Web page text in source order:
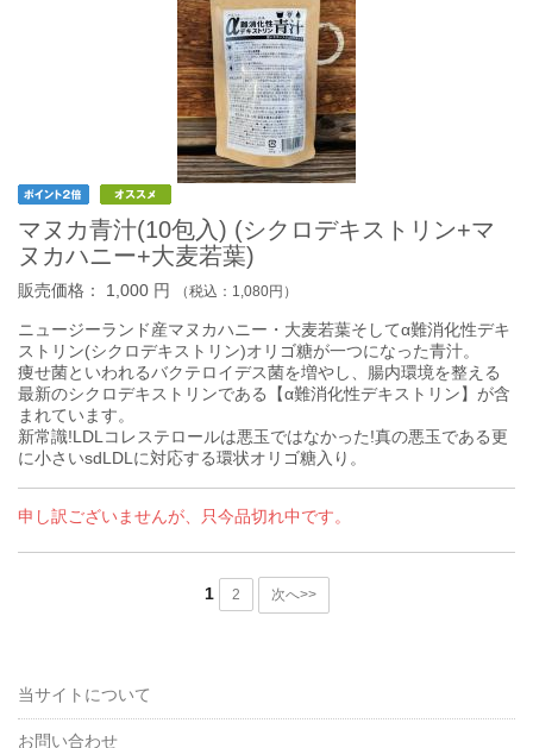
マヌカ青汁(10包入) (シクロデキストリン+マ
ヌカハニー+大麦若葉)
販売価格： 1,000 円 （税込： 1,080円）
ニュージーランド産マヌカハニー・大麦若葉そしてα難消化性デキ
ストリン(シクロデキストリン)オリゴ糖が一つになった青汁。
痩せ菌といわれるバクテロイデス菌を増やし、腸内環境を整える
最新のシクロデキストリンである【α難消化性デキストリン】が含
まれています。
新常識!LDLコレステロールは悪玉ではなかった!真の悪玉である更
に小さいsdLDLに対応する環状オリゴ糖入り。
申し訳ございませんが、只今品切れ中です。
1 2 次へ>>
当サイトについて
お問い合わせ